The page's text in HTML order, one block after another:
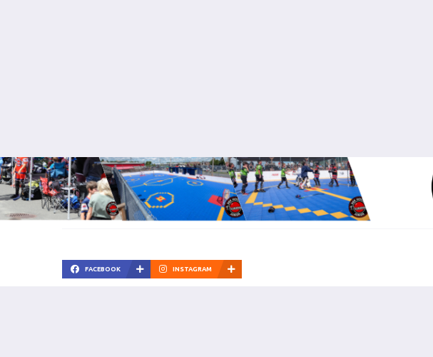
FACEBOOK INSTAGRAM